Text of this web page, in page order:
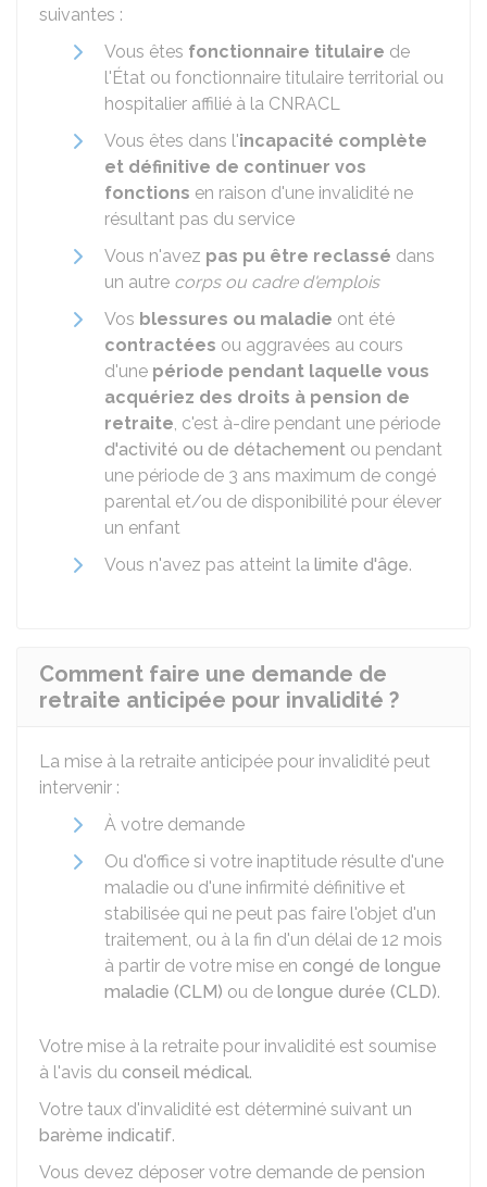
suivantes :
Vous êtes fonctionnaire titulaire de
l'État ou fonctionnaire titulaire territorial ou
hospitalier affilié à la CNRACL
Vous êtes dans l'incapacité complète
et définitive de continuer vos
fonctions en raison d'une invalidité ne
résultant pas du service
Vous n'avez pas pu être reclassé dans
un autre corps ou cadre d'emplois
Vos blessures ou maladie ont été
contractées ou aggravées au cours
d'une période pendant laquelle vous
acquériez des droits à pension de
retraite, c'est à-dire pendant une période
d'activité ou de détachement ou pendant
une période de 3 ans maximum de congé
parental et/ou de disponibilité pour élever
un enfant
Vous n'avez pas atteint la limite d'âge.
Comment faire une demande de
retraite anticipée pour invalidité ?
La mise à la retraite anticipée pour invalidité peut
intervenir :
À votre demande
Ou d'office si votre inaptitude résulte d'une
maladie ou d'une infirmité définitive et
stabilisée qui ne peut pas faire l'objet d'un
traitement, ou à la fin d'un délai de 12 mois
à partir de votre mise en congé de longue
maladie (CLM) ou de longue durée (CLD).
Votre mise à la retraite pour invalidité est soumise
à l'avis du conseil médical.
Votre taux d'invalidité est déterminé suivant un
barème indicatif.
Vous devez déposer votre demande de pension